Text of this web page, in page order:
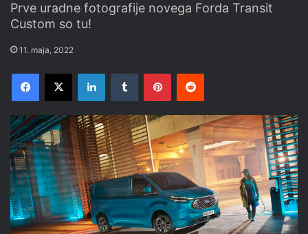
Prve uradne fotografije novega Forda Transit
Custom so tu!
11. maja, 2022
Facebook
X LinkedInTumblr PinterestReddit